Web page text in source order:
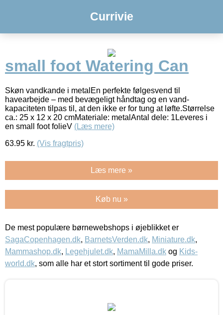
Currivie
small foot Watering Can
Skøn vandkande i metalEn perfekte følgesvend til
havearbejde – med bevægeligt håndtag og en vand-
kapaciteten tilpas til, at den ikke er for tung at løfte.Størrelse
ca.: 25 x 12 x 20 cmMateriale: metalAntal dele: 1Leveres i
en small foot folieV (Læs mere)
63.95 kr. (Vis fragtpris)
Læs mere »
Køb nu »
De mest populære børnewebshops i øjeblikket er
SagaCopenhagen.dk, BarnetsVerden.dk, Miniature.dk,
Mammashop.dk, Legehjulet.dk, MamaMilla.dk og Kids-
world.dk, som alle har et stort sortiment til gode priser.